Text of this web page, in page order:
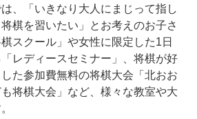
、「いきなり大人にまじって指し
棋を習いたい」とお考えのお子さ
スクール」や女性に限定した1日
レディースセミナー」、将棋が好
た参加費無料の将棋大会「北おお
将棋大会」など、様々な教室や大